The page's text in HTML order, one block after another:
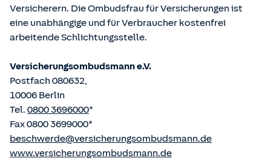
Versicherern. Die Ombudsfrau für Versicherungen ist
eine unabhängige und für Verbraucher kostenfrei
arbeitende Schlichtungsstelle.
Versicherungsombudsmann e.V.
Postfach 080632,
10006 Berlin
Tel. 0800 3696000*
Fax 0800 3699000*
beschwerde@versicherungsombudsmann.de
www.versicherungsombudsmann.de